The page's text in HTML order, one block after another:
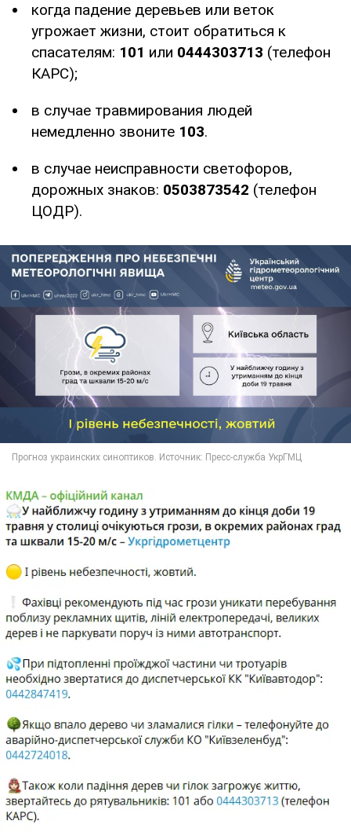
когда падение деревьев или веток
угрожает жизни, стоит обратиться к
спасателям: 101 или 0444303713 (телефон
КАРС);
в случае травмирования людей
немедленно звоните 103.
в случае неисправности светофоров,
дорожных знаков: 0503873542 (телефон
ЦОДР).